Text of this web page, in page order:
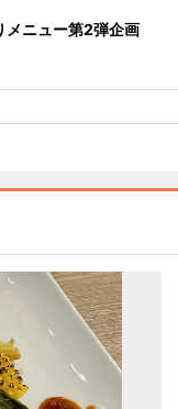
メニュー第2弾企画